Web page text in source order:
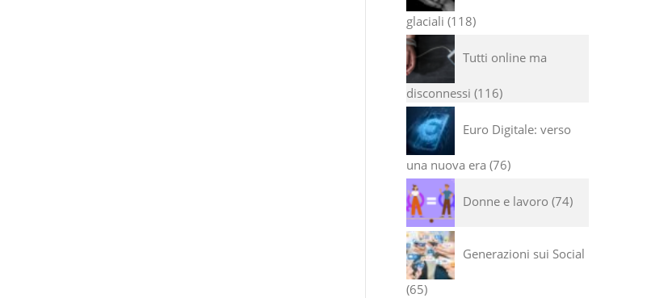
glaciali 118
Tutti online ma
disconnessi 116
Euro Digitale: verso
una nuova era 76
Donne e lavoro 74
Generazioni sui Social
65